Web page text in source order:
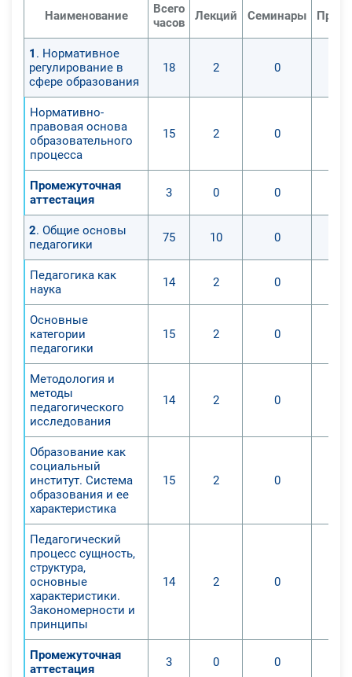
введения ФГОС СОО;
- знать нормативные основы
деятельности в условиях
реализации ФЗ «Об образовании в
- знать содержание примерной
среднего общего образования;
- знать основные документы ФГОС
физики в школе;
- знать методические основы
преподавания физики на старшей
ступени обучения;
- знать содержание подготовки к
аттестации по физике;
урока физики в условиях
- уметь проектировать рабочую
программу по предмету «Физика»
Наименование
Всего
часов
Лекций Семинары
1 . Нормативное
регулирование в
сфере образования
18 2 0
Нормативно-
правовая основа
образовательного
процесса
15 2 0
Промежуточная
аттестация
3 0 0
2. Общие основы
педагогики
75 10 0
Педагогика как
наука
14 2 0
Основные
категории
педагогики
15 2 0
Методология и
методы
педагогического
исследования
14 2 0
Образование как
социальный
институт. Система
образования и ее
характеристика
15 2 0
Педагогический
процесс сущность,
структура,
основные
характеристики.
Закономерности и
принципы
14 2 0
Промежуточная
аттестация
3 0 0